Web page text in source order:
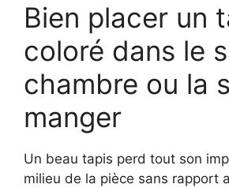
Bien placer un
coloré dans le
chambre ou la
manger
Un beau tapis perd tout son
milieu de la pièce sans rapport